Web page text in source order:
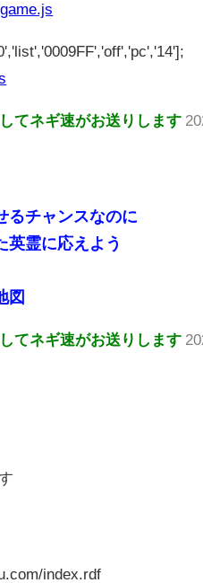
てネギ速がお送りします
るチャンスなのに
英霊に応えよう
図
てネギ速がお送りします
index.rdf